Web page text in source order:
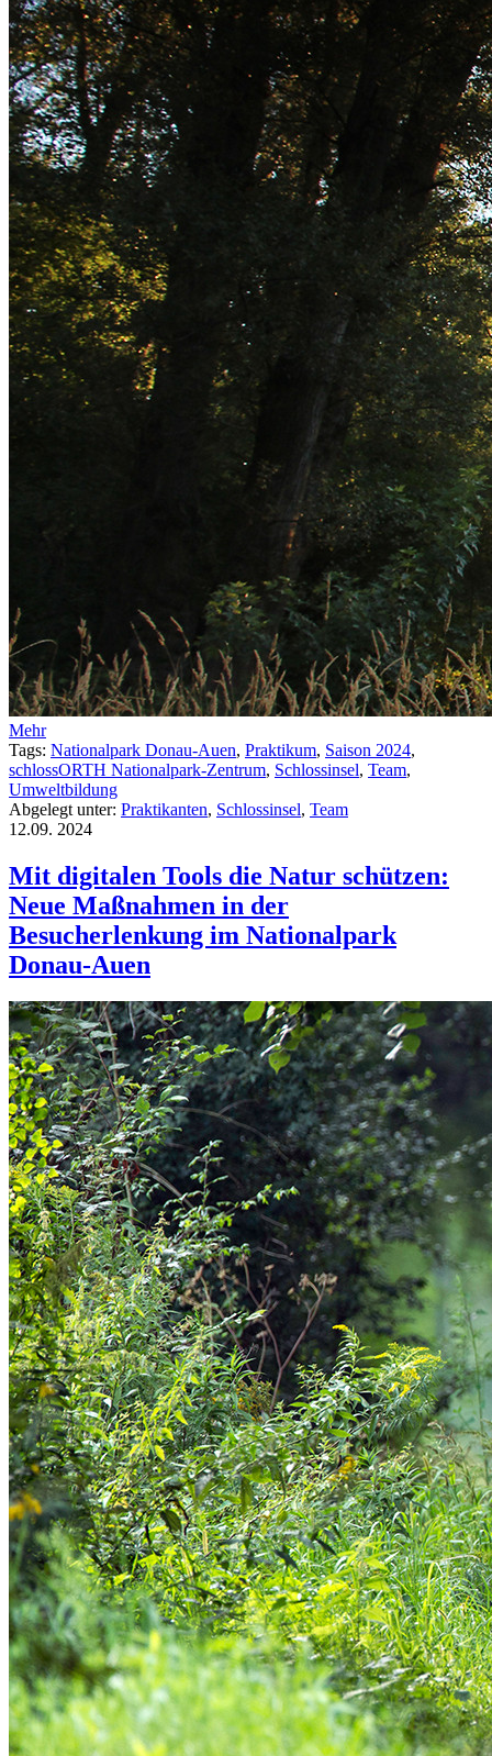
Mehr
Tags: Nationalpark Donau-Auen, Praktikum, Saison 2024,
schlossORTH Nationalpark-Zentrum, Schlossinsel, Team,
Umweltbildung
Abgelegt unter: Praktikanten, Schlossinsel, Team
12.09. 2024
Mit digitalen Tools die Natur schützen:
Neue Maßnahmen in der
Besucherlenkung im Nationalpark
Donau-Auen